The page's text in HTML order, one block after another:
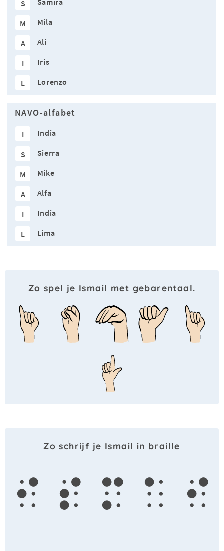
S Samira
M Mila
A Ali
I Iris
L Lorenzo
NAVO-alfabet
I India
S Sierra
M Mike
A Alfa
I India
L Lima
Zo spel je Ismail met gebarentaal.
Zo schrijf je Ismail in braille
i s m a i